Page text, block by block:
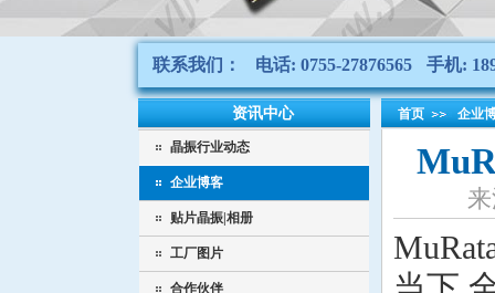
联系我们： 电话: 0755-27876565 手机:
资讯中心
晶振行业动态
企业博客
贴片晶振|相册
工厂图片
合作伙伴
首页 企业